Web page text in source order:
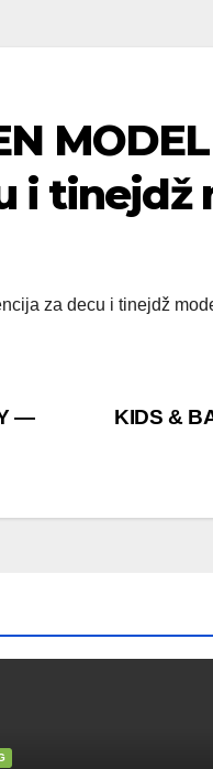
i tinejdž
za decu i tinejdž
KIDS &
—